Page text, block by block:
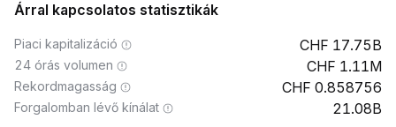
Árral kapcsolatos statisztikák
Piaci kapitalizáció 17.75B
24 órás volumen 1.11M
Rekordmagasság 0.858756
Forgalomban lévő kínálat 21.08B